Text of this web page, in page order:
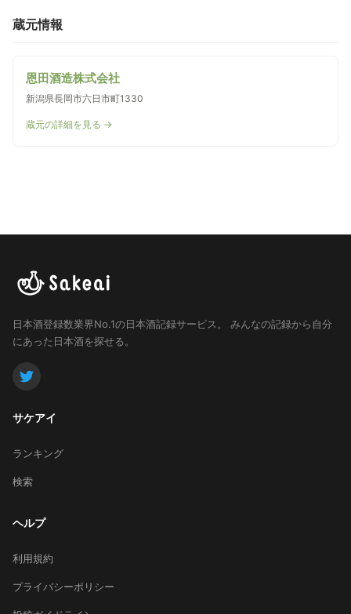
蔵元情報
恩田酒造株式会社
新潟県長岡市六日市町1330
蔵元の詳細を見る →
日本酒登録数業界No.1の日本酒記録サービス。
みんなの記録から自分
にあった日本酒を探せる。
サケアイ
ランキング
検索
ヘルプ
利用規約
プライバシーポリシー